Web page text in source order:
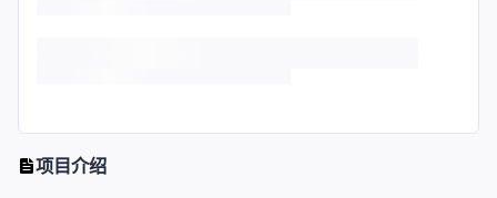
项目介绍